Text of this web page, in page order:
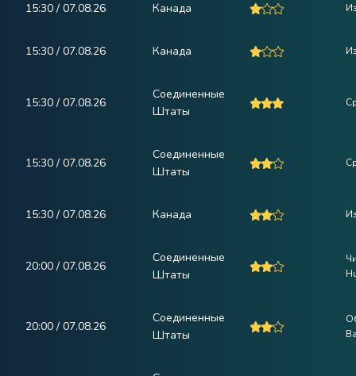
15:30 / 07.08.26 Канада
15:30 / 07.08.26 Канада
15:30 / 07.08.26
Соединенные
Штаты
15:30 / 07.08.26
Соединенные
Штаты
15:30 / 07.08.26 Канада
20:00 / 07.08.26
Соединенные
Штаты
20:00 / 07.08.26
Соединенные
Штаты